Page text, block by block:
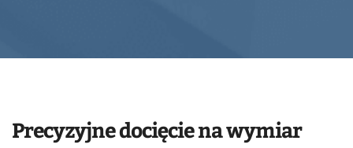
Precyzyjne docięcie na wymiar